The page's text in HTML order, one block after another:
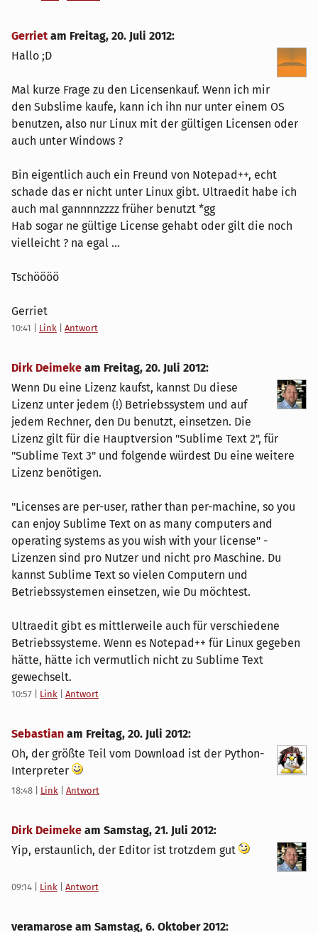
Gerriet am Freitag, 20. Juli 2012:
Hallo ;D
Mal kurze Frage zu den Licensenkauf. Wenn ich mir
den Subslime kaufe, kann ich ihn nur unter einem OS
benutzen, also nur Linux mit der gültigen Licensen oder
auch unter Windows ?
Bin eigentlich auch ein Freund von Notepad++, echt
schade das er nicht unter Linux gibt. Ultraedit habe ich
auch mal gannnnzzzz früher benutzt *gg
Hab sogar ne gültige License gehabt oder gilt die noch
vielleicht ? na egal ...
Tschöööö
Gerriet
10:41 Link Antwort
Dirk Deimeke am Freitag, 20. Juli 2012:
Wenn Du eine Lizenz kaufst, kannst Du diese
Lizenz unter jedem (!) Betriebssystem und auf
jedem Rechner, den Du benutzt, einsetzen. Die
Lizenz gilt für die Hauptversion "Sublime Text 2", für
"Sublime Text 3" und folgende würdest Du eine weitere
Lizenz benötigen.
"Licenses are per-user, rather than per-machine, so you
can enjoy Sublime Text on as many computers and
operating systems as you wish with your license" -
Lizenzen sind pro Nutzer und nicht pro Maschine. Du
kannst Sublime Text so vielen Computern und
Betriebssystemen einsetzen, wie Du möchtest.
Ultraedit gibt es mittlerweile auch für verschiedene
Betriebssysteme. Wenn es Notepad++ für Linux gegeben
hätte, hätte ich vermutlich nicht zu Sublime Text
gewechselt.
10:57 Link Antwort
Sebastian am Freitag, 20. Juli 2012:
Oh, der größte Teil vom Download ist der Python-
Interpreter
18:48 Link Antwort
Dirk Deimeke am Samstag, 21. Juli 2012:
Yip, erstaunlich, der Editor ist trotzdem gut
09:14 Link Antwort
veramarose am Samstag, 6. Oktober 2012: